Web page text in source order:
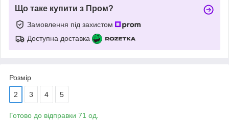
Що таке купити з Пром?
Замовлення під захистом
Доступна доставка
Розмір
2 3 4 5
Готово до відправки 71 од.